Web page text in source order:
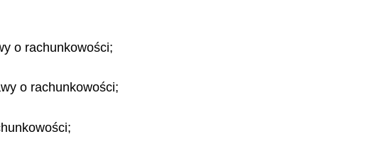
o rachunkowości;
o rachunkowości;